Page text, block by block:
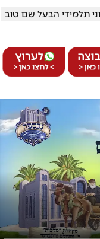
תלמידי הבעל שם טוב